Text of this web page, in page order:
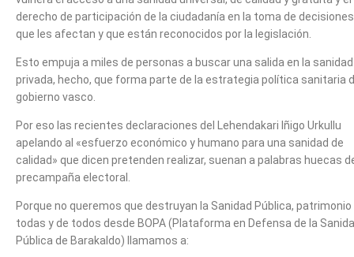
derecho de participación de la ciudadanía en la toma de decisiones
que les afectan y que están reconocidos por la legislación.
Esto empuja a miles de personas a buscar una salida en la sanidad
privada, hecho, que forma parte de la estrategia política sanitaria
gobierno vasco.
Por eso las recientes declaraciones del Lehendakari Iñigo Urkullu
apelando al «esfuerzo económico y humano para una sanidad de
calidad» que dicen pretenden realizar, suenan a palabras huecas
precampaña electoral.
Porque no queremos que destruyan la Sanidad Pública, patrimonio
todas y de todos desde BOPA (Plataforma en Defensa de la
Pública de Barakaldo) llamamos a: